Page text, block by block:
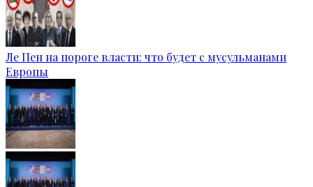
Ле Пен на пороге власти: что будет с мусульманами
Европы